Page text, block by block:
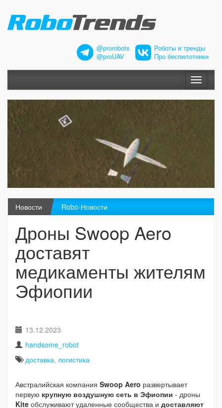
@prorobots
@proUAV
Роботы и тренды
Про беспилотники
Меню
Новости Robo-Новости
Дроны Swoop Aero
доставят
медикаменты жителям
Эфиопии
13.12.2023
handsome_robot
доставка, логистика
Австралийская компания Swoop Aero развертывает
первую крупную воздушную сеть в Эфиопии - дроны
Kite обслуживают удаленные сообщества и доставляют